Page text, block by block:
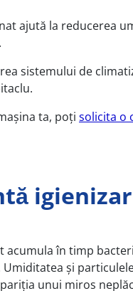
ajută la reducerea
sistemului de
ta, poți solicita o
în timp
și
unui miros